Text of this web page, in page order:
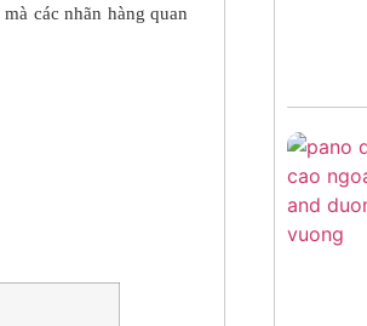
các nhãn hàng quan